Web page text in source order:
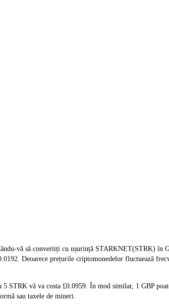
vă să convertiți cu ușurință STARKNET(STRK) în
Deoarece prețurile criptomonedelor fluctuează
5 STRK vă va costa £0.0959. În mod similar, 1 GBP
sau taxele de mineri.